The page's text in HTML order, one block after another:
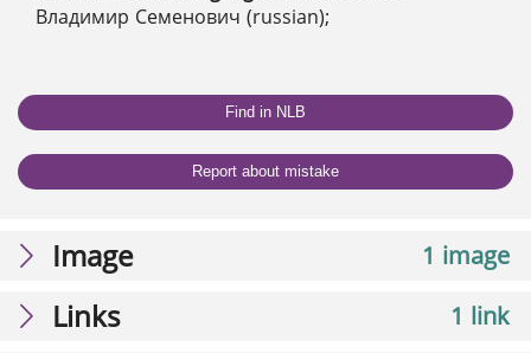
Владимир Семенович (russian);
Find in NLB
Report about mistake
1 image
Image
1 link
Links